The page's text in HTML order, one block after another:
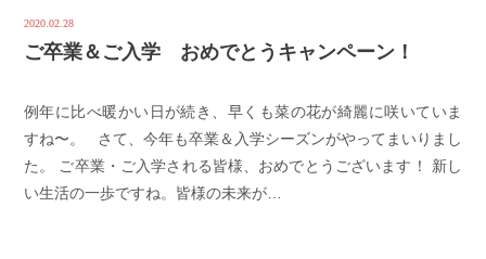
2020.02.28
ご卒業＆ご入学 おめでとうキャンペーン！
例年に比べ暖かい日が続き、早くも菜の花が綺麗に咲いていま
すね〜。 さて、今年も卒業＆入学シーズンがやってまいりまし
た。 ご卒業・ご入学される皆様、おめでとうございます！ 新し
い生活の一歩ですね。皆様の未来が…